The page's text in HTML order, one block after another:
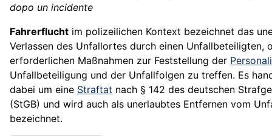
dopo un incidente
Fahrerflucht im polizeilichen Kontext bezeichnet das
Verlassen des Unfallortes durch einen Unfallbeteiligten,
erforderlichen Maßnahmen zur Feststellung der
Unfallbeteiligung und der Unfallfolgen zu treffen. Es
dabei um eine Straftat nach § 142 des deutschen
(StGB) und wird auch als unerlaubtes Entfernen vom
bezeichnet.